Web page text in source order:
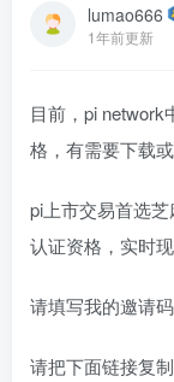
lumao666
1年前更新
目前，pi network
格，有需要下载
pi上市交易首选
认证资格，实时
请填写我的邀请
请把下面链接复